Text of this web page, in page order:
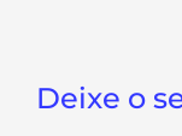
Deixe o